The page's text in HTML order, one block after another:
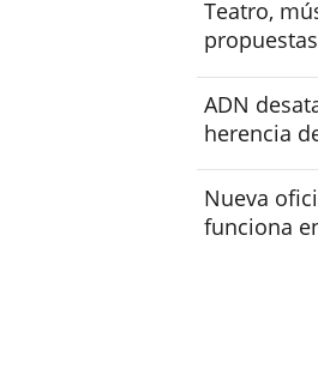
Teatro,
ADN
herencia
Nueva
funciona